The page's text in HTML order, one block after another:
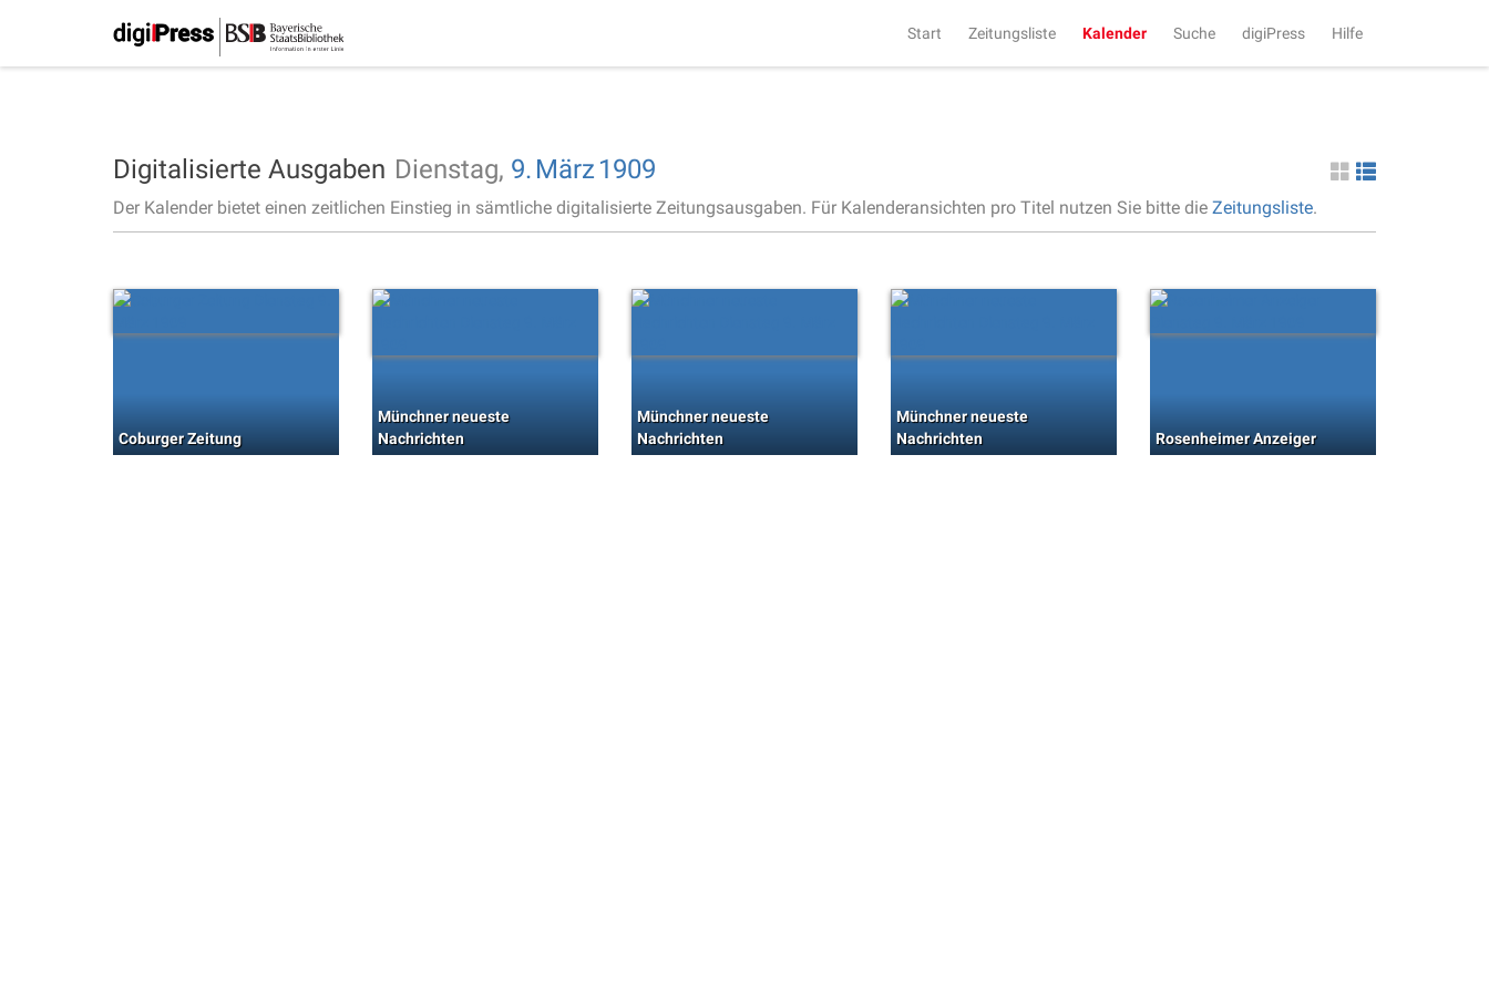
Start Zeitungsliste Kalender Suche digiPress Hilfe
Digitalisierte Ausgaben Dienstag, 9. März 1909
Der Kalender bietet einen zeitlichen Einstieg in sämtliche digitalisierte Zeitungsausgaben. Für Kalenderansichten pro Titel nutzen Sie bitte die Zeitungsliste.
Coburger Zeitung
Münchner neueste
Nachrichten
Münchner neueste
Nachrichten
Münchner neueste
Nachrichten
Rosenheimer Anzeiger